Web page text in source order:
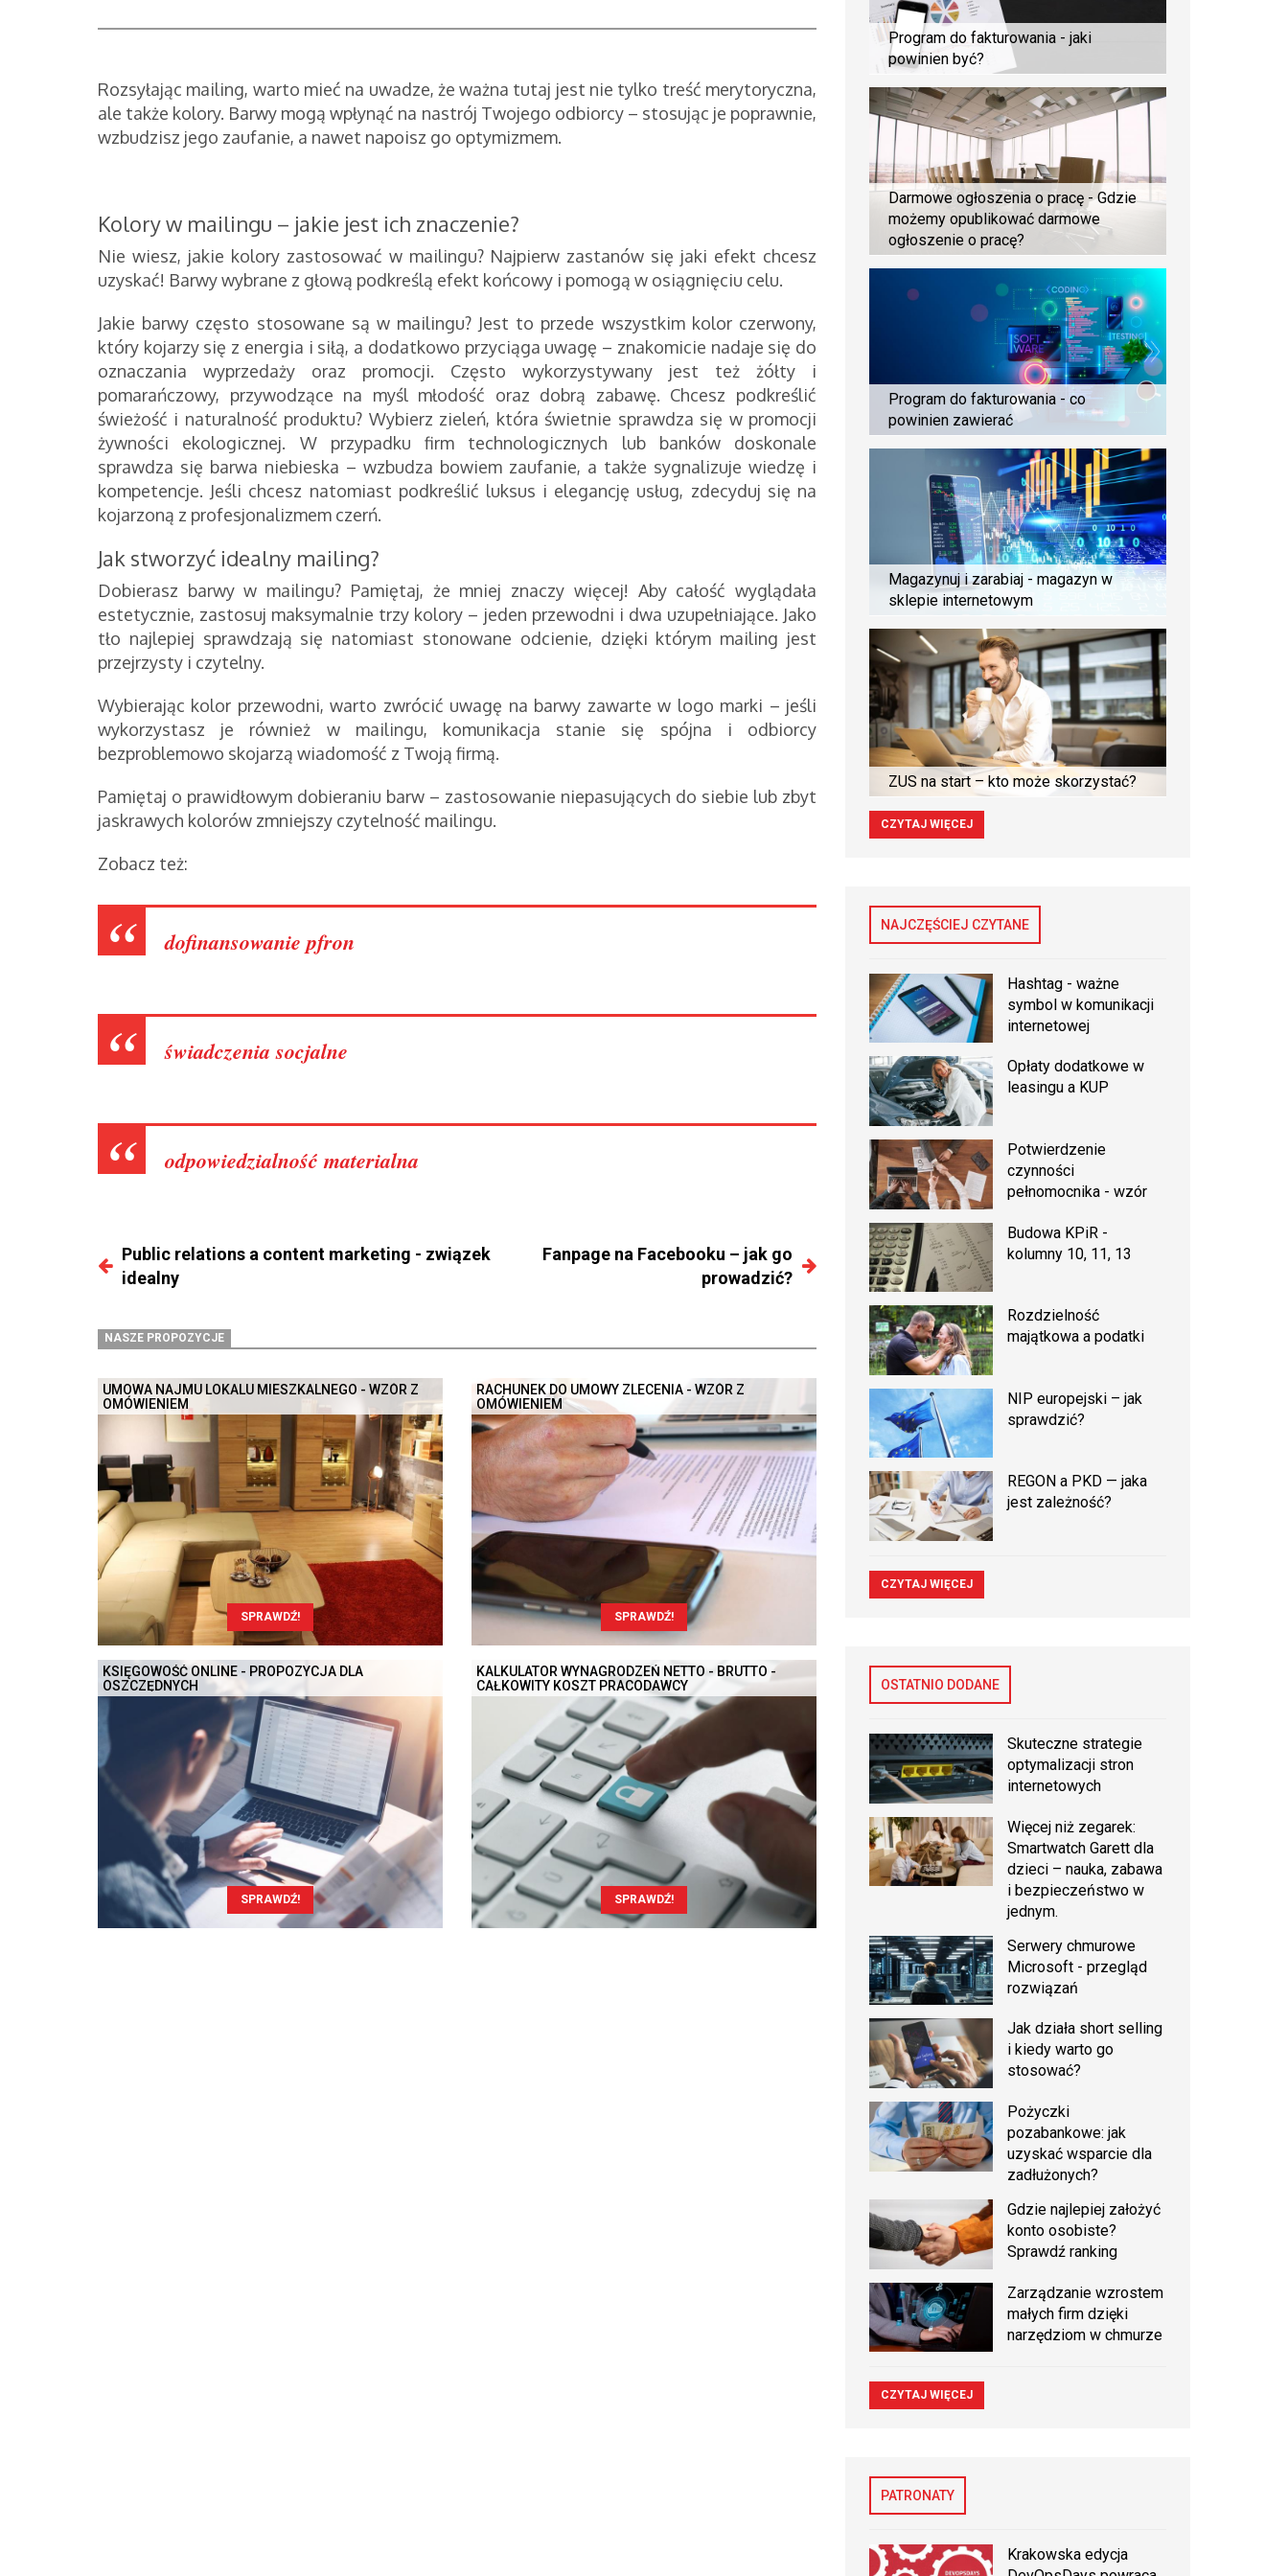
Rozsyłając mailing, warto mieć na uwadze, że ważna tutaj jest nie tylko treść merytoryczna,
ale także kolory. Barwy mogą wpłynąć na nastrój Twojego odbiorcy – stosując je poprawnie,
wzbudzisz jego zaufanie, a nawet napoisz go optymizmem.
Kolory w mailingu – jakie jest ich znaczenie?
Nie wiesz, jakie kolory zastosować w mailingu? Najpierw zastanów się jaki efekt chcesz
uzyskać! Barwy wybrane z głową podkreślą efekt końcowy i pomogą w osiągnięciu celu.
Jakie barwy często stosowane są w mailingu? Jest to przede wszystkim kolor czerwony,
który kojarzy się z energia i siłą, a dodatkowo przyciąga uwagę – znakomicie nadaje się do
oznaczania wyprzedaży oraz promocji. Często wykorzystywany jest też żółty i
pomarańczowy, przywodzące na myśl młodość oraz dobrą zabawę. Chcesz podkreślić
świeżość i naturalność produktu? Wybierz zieleń, która świetnie sprawdza się w promocji
żywności ekologicznej. W przypadku firm technologicznych lub banków doskonale
sprawdza się barwa niebieska – wzbudza bowiem zaufanie, a także sygnalizuje wiedzę i
kompetencje. Jeśli chcesz natomiast podkreślić luksus i elegancję usług, zdecyduj się na
kojarzoną z profesjonalizmem czerń.
Jak stworzyć idealny mailing?
Dobierasz barwy w mailingu? Pamiętaj, że mniej znaczy więcej! Aby całość wyglądała
estetycznie, zastosuj maksymalnie trzy kolory – jeden przewodni i dwa uzupełniające. Jako
tło najlepiej sprawdzają się natomiast stonowane odcienie, dzięki którym mailing jest
przejrzysty i czytelny.
Wybierając kolor przewodni, warto zwrócić uwagę na barwy zawarte w logo marki – jeśli
wykorzystasz je również w mailingu, komunikacja stanie się spójna i odbiorcy
bezproblemowo skojarzą wiadomość z Twoją firmą.
Pamiętaj o prawidłowym dobieraniu barw – zastosowanie niepasujących do siebie lub zbyt
jaskrawych kolorów zmniejszy czytelność mailingu.
Zobacz też:
dofinansowanie pfron
świadczenia socjalne
odpowiedzialność materialna
Public relations a content marketing - związek
idealny
Fanpage na Facebooku – jak go
prowadzić?
NASZE PROPOZYCJE
UMOWA NAJMU LOKALU MIESZKALNEGO - WZÓR Z
OMÓWIENIEM
SPRAWDŹ!
RACHUNEK DO UMOWY ZLECENIA - WZÓR Z
OMÓWIENIEM
SPRAWDŹ!
KSIĘGOWOŚĆ ONLINE - PROPOZYCJA DLA
OSZCZĘDNYCH
SPRAWDŹ!
KALKULATOR WYNAGRODZEŃ NETTO - BRUTTO -
CAŁKOWITY KOSZT PRACODAWCY
SPRAWDŹ!
Program do fakturowania - jaki
powinien być?
Darmowe ogłoszenia o pracę - Gdzie
możemy opublikować darmowe
ogłoszenie o pracę?
Program do fakturowania - co
powinien zawierać
Magazynuj i zarabiaj - magazyn w
sklepie internetowym
ZUS na start – kto może skorzystać?
CZYTAJ WIĘCEJ
NAJCZĘŚCIEJ CZYTANE
Hashtag - ważne
symbol w komunikacji
internetowej
Opłaty dodatkowe w
leasingu a KUP
Potwierdzenie
czynności
pełnomocnika - wzór
Budowa KPiR -
kolumny 10, 11, 13
Rozdzielność
majątkowa a podatki
NIP europejski – jak
sprawdzić?
REGON a PKD — jaka
jest zależność?
CZYTAJ WIĘCEJ
OSTATNIO DODANE
Skuteczne strategie
optymalizacji stron
internetowych
Więcej niż zegarek:
Smartwatch Garett dla
dzieci – nauka, zabawa
i bezpieczeństwo w
jednym.
Serwery chmurowe
Microsoft - przegląd
rozwiązań
Jak działa short selling
i kiedy warto go
stosować?
Pożyczki
pozabankowe: jak
uzyskać wsparcie dla
zadłużonych?
Gdzie najlepiej założyć
konto osobiste?
Sprawdź ranking
Zarządzanie wzrostem
małych firm dzięki
narzędziom w chmurze
CZYTAJ WIĘCEJ
PATRONATY
Krakowska edycja